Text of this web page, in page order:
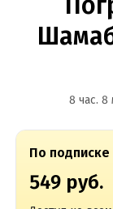
8 час. 8
По подписке
549 руб.